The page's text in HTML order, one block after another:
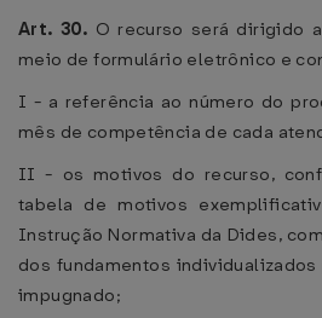
Art. 30. O recurso será dirigido
meio de formulário eletrônico e
I - a referência ao número do
mês de competência de cada
II - os motivos do recurso,
tabela de motivos
Instrução Normativa da Dides,
dos fundamentos
impugnado;